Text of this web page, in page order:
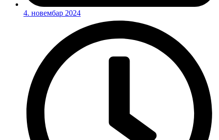
4. новембар 2024